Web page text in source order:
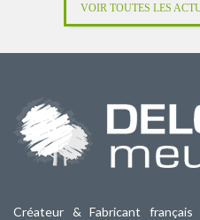
VOIR TOUTES LES
Créateur & Fabricant